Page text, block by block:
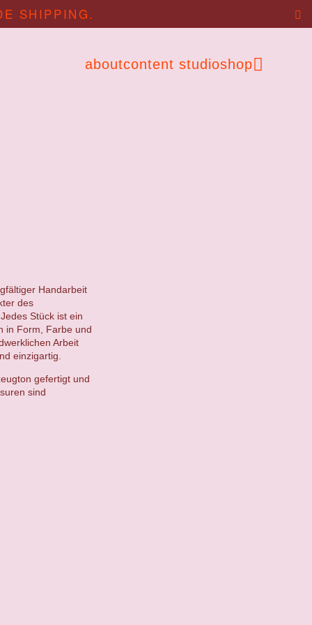
SHIPPING.
aboutcontent studioshop
Handarbeit
des
Stück ist ein
in Form, Farbe und
Arbeit
einzigartig.
gefertigt und
sind